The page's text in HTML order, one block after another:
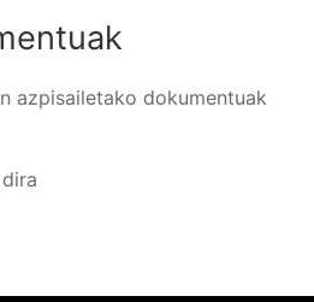
azpisailetako dokumentuak